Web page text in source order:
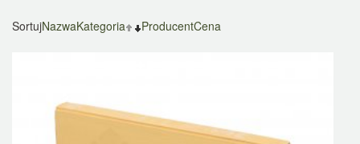
SortujNazwaKategoria ProducentCena